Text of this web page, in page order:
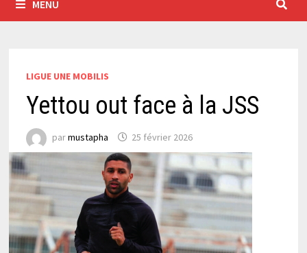
MENU
LIGUE UNE MOBILIS
Yettou out face à la JSS
parmustapha 25 février 2026